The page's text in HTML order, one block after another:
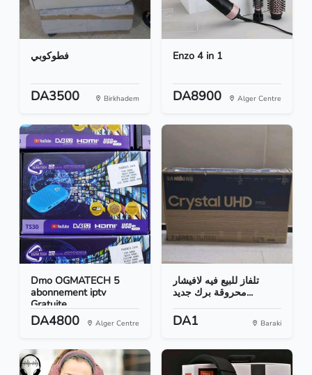
فطوكوبي
DA3500 Birkhadem
Enzo 4 in 1
DA8900 Alger Centre
Dmo OGMATECH 5
abonnement iptv
Gratuite
DA4800 Alger Centre
تلفاز للبيع فيه لافيشار
محروقة برك جديد...
DA1 Baraki